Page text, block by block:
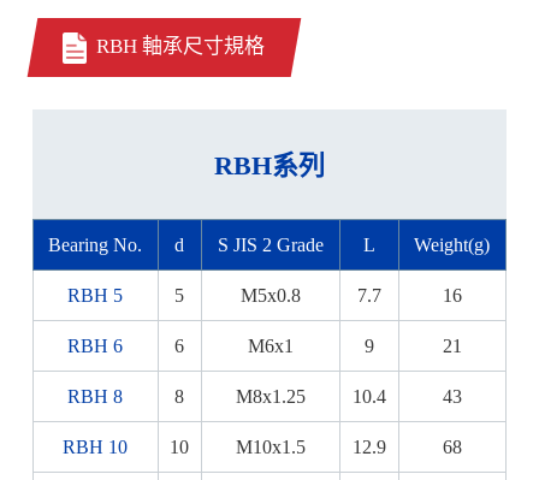
RBH 軸承尺寸規格
RBH系列
Bearing No. d S JIS 2 Grade L Weight(g)
RBH 5 5 M5x0.8 7.7 16
RBH 6 6 M6x1 9 21
RBH 8 8 M8x1.25 10.4 43
RBH 10 10 M10x1.5 12.9 68